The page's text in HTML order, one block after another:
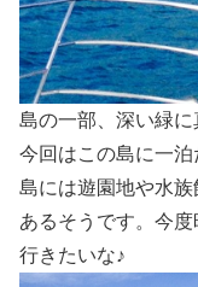
島の一部、深い緑
今回はこの島に一泊
島には遊園地や水族
あるそうです。今
行きたいな♪